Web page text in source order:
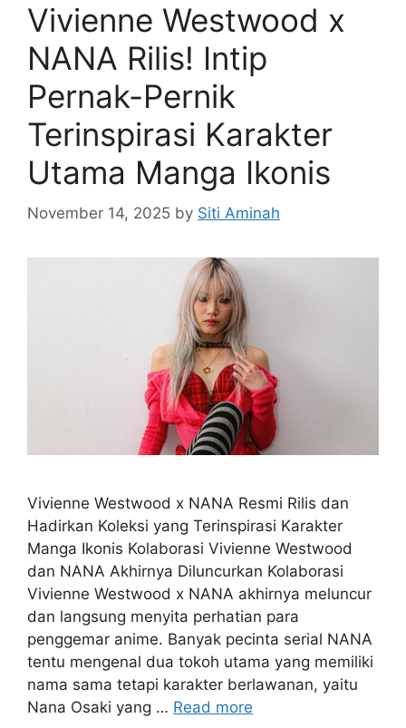
Vivienne Westwood x
NANA Rilis! Intip
Pernak-Pernik
Terinspirasi Karakter
Utama Manga Ikonis
November 14, 2025 by Siti Aminah
Vivienne Westwood x NANA Resmi Rilis dan
Hadirkan Koleksi yang Terinspirasi Karakter
Manga Ikonis Kolaborasi Vivienne Westwood
dan NANA Akhirnya Diluncurkan Kolaborasi
Vivienne Westwood x NANA akhirnya meluncur
dan langsung menyita perhatian para
penggemar anime. Banyak pecinta serial NANA
tentu mengenal dua tokoh utama yang memiliki
nama sama tetapi karakter berlawanan, yaitu
Nana Osaki yang … Read more